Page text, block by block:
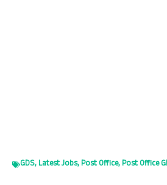
GDS,Latest Jobs,Post Office,Post Office